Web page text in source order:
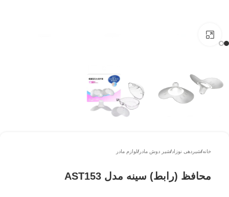
خانه/شیردهی نوزاد/شیر دوش مادر /لوازم مادر
محافظ (رابط) سینه مدل AST153